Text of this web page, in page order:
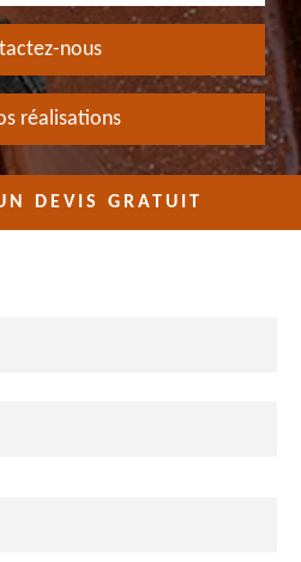
nous
réalisations
DEVIS GRATUIT